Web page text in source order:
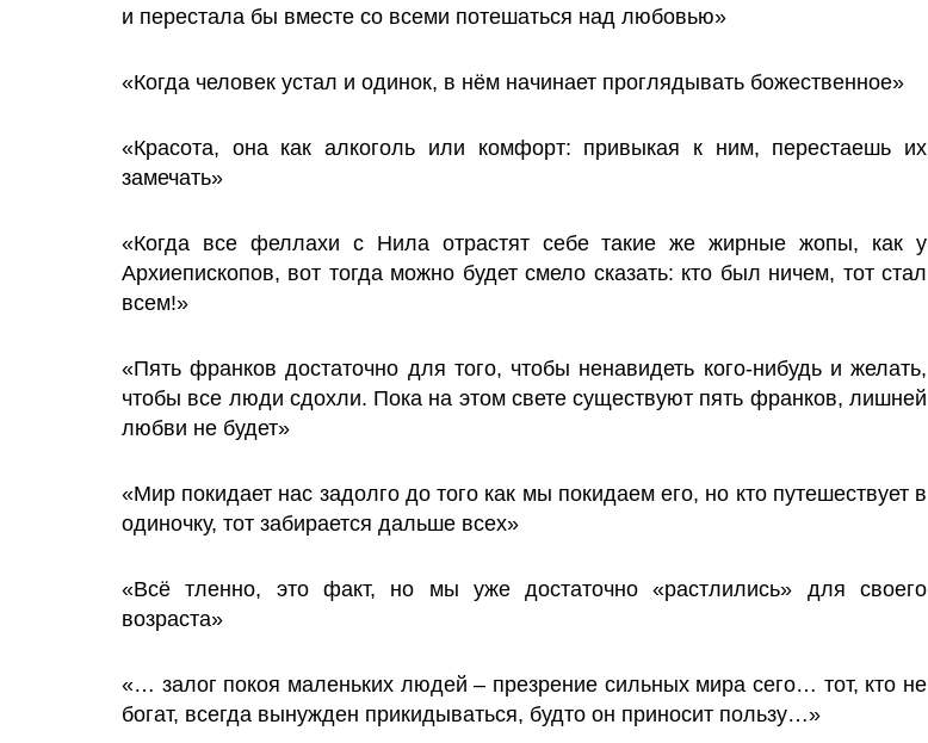
и перестала бы вместе со всеми потешаться над любовью»
«Когда человек устал и одинок, в нём начинает проглядывать божественное»
«Красота, она как алкоголь или комфорт: привыкая к ним, перестаешь их
замечать»
«Когда все феллахи с Нила отрастят себе такие же жирные жопы, как у
Архиепископов, вот тогда можно будет смело сказать: кто был ничем, тот стал
всем!»
«Пять франков достаточно для того, чтобы ненавидеть кого-нибудь и желать,
чтобы все люди сдохли. Пока на этом свете существуют пять франков, лишней
любви не будет»
«Мир покидает нас задолго до того как мы покидаем его, но кто путешествует в
одиночку, тот забирается дальше всех»
«Всё тленно, это факт, но мы уже достаточно «растлились» для своего
возраста»
«… залог покоя маленьких людей – презрение сильных мира сего… тот, кто не
богат, всегда вынужден прикидываться, будто он приносит пользу…»